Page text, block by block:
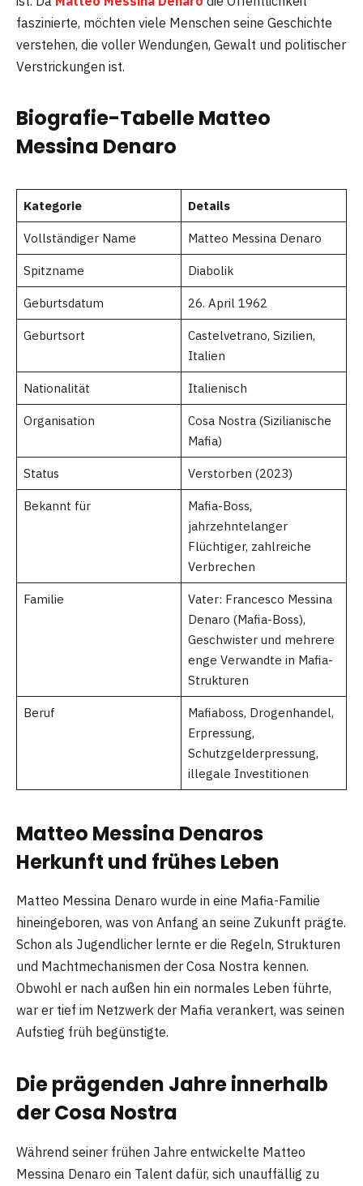
faszinierte, möchten viele Menschen seine Geschichte
verstehen, die voller Wendungen, Gewalt und politischer
Verstrickungen ist.
Biografie-Tabelle Matteo
Messina Denaro
Kategorie Details
Vollständiger Name Matteo Messina Denaro
Spitzname Diabolik
Geburtsdatum 26. April 1962
Geburtsort
Castelvetrano, Sizilien,
Italien
Nationalität Italienisch
Organisation
Cosa Nostra (Sizilianische
Mafia)
Status Verstorben (2023)
Bekannt für
Mafia-Boss,
jahrzehntelanger
Flüchtiger, zahlreiche
Verbrechen
Familie
Vater: Francesco Messina
Denaro (Mafia-Boss),
Geschwister und mehrere
enge Verwandte in Mafia-
Strukturen
Beruf
Mafiaboss, Drogenhandel,
Erpressung,
Schutzgelderpressung,
illegale Investitionen
Matteo Messina Denaros
Herkunft und frühes Leben
Matteo Messina Denaro wurde in eine Mafia-Familie
hineingeboren, was von Anfang an seine Zukunft prägte.
Schon als Jugendlicher lernte er die Regeln, Strukturen
und Machtmechanismen der Cosa Nostra kennen.
Obwohl er nach außen hin ein normales Leben führte,
war er tief im Netzwerk der Mafia verankert, was seinen
Aufstieg früh begünstigte.
Die prägenden Jahre innerhalb
der Cosa Nostra
Während seiner frühen Jahre entwickelte Matteo
Messina Denaro ein Talent dafür, sich unauffällig zu